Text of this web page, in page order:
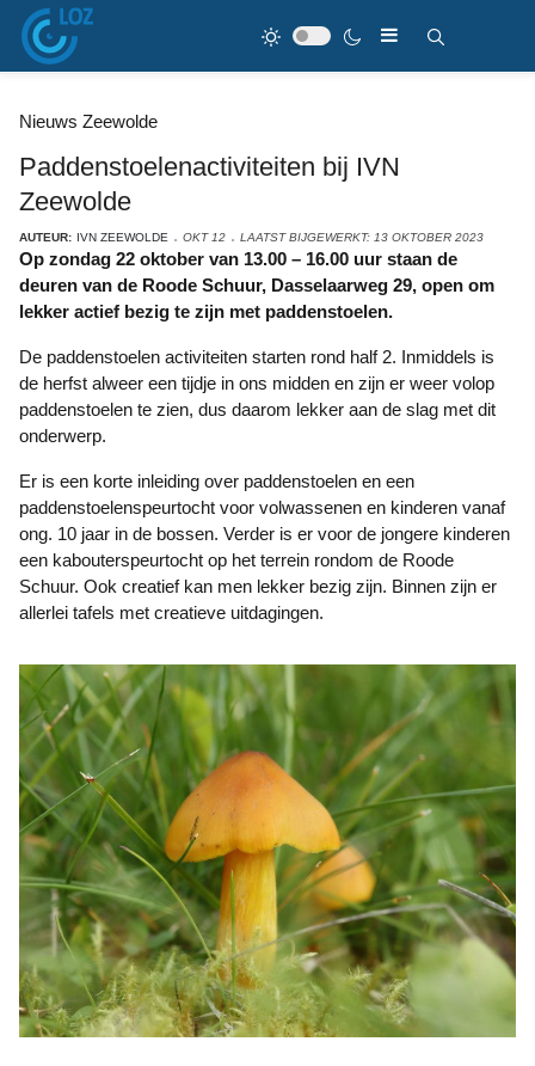
Nieuws Zeewolde
Paddenstoelenactiviteiten bij IVN
Zeewolde
AUTEUR: IVN ZEEWOLDE OKT 12 LAATST BIJGEWERKT: 13 OKTOBER 2023
Op zondag 22 oktober van 13.00 – 16.00 uur staan de
deuren van de Roode Schuur, Dasselaarweg 29, open om
lekker actief bezig te zijn met paddenstoelen.
De paddenstoelen activiteiten starten rond half 2. Inmiddels is
de herfst alweer een tijdje in ons midden en zijn er weer volop
paddenstoelen te zien, dus daarom lekker aan de slag met dit
onderwerp.
Er is een korte inleiding over paddenstoelen en een
paddenstoelenspeurtocht voor volwassenen en kinderen vanaf
ong. 10 jaar in de bossen. Verder is er voor de jongere kinderen
een kabouterspeurtocht op het terrein rondom de Roode
Schuur. Ook creatief kan men lekker bezig zijn. Binnen zijn er
allerlei tafels met creatieve uitdagingen.